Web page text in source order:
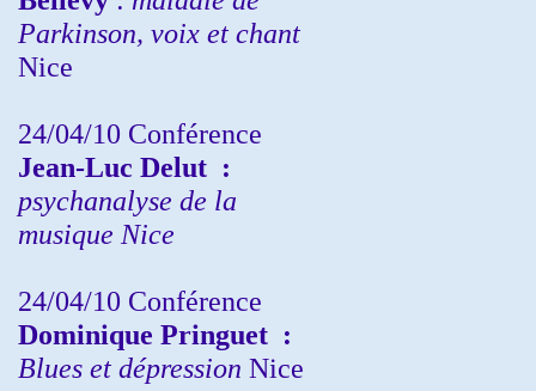
Parkinson, voix et chant
Nice
24/04/10 Conférence
Jean-Luc Delut :
psychanalyse de la
musique Nice
24/04/10 Conférence
Dominique Pringuet :
Blues et dépression Nice